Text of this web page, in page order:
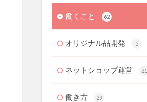
働くこと 62
オリジナル品開発 5
ネットショップ運営 21
働き方 29